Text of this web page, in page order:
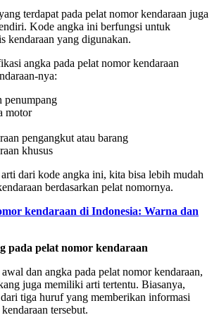
terdapat pada pelat nomor kendaraan juga
Kode angka ini berfungsi untuk
kendaraan yang digunakan.
angka pada pelat nomor kendaraan
nya:
penumpang
motor
pengangkut atau barang
khusus
dari kode angka ini, kita bisa lebih mudah
berdasarkan pelat nomornya.
kendaraan di Indonesia: Warna dan
pada pelat nomor kendaraan
dan angka pada pelat nomor kendaraan,
juga memiliki arti tertentu. Biasanya,
tiga huruf yang memberikan informasi
tersebut.